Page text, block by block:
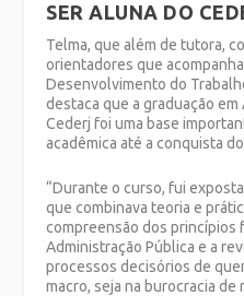
SER ALUNA DO
Telma, que além de tutora,
orientadores que
Desenvolvimento do
destaca que a graduação
Cederj foi uma base
acadêmica até a conquista
“Durante o curso, fui
que combinava teoria e
compreensão dos princípios
Administração Pública e a
processos decisórios de
macro, seja na burocracia de